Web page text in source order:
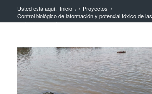
Usted está aquí: Inicio / / Proyectos /
Control biológico de laformación y potencial tóxico de las
proliferaciones de...